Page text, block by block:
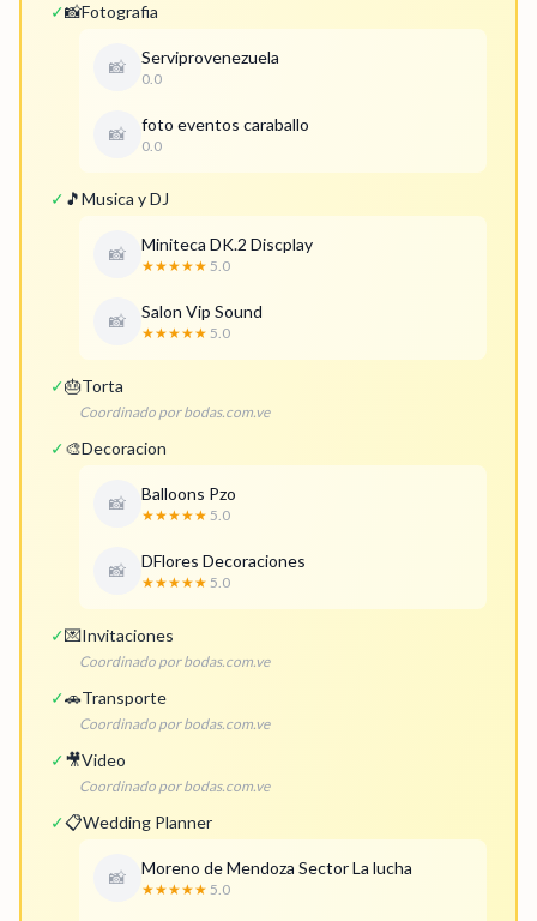
✓📸Fotografia
📸 Serviprovenezuela
0.0
📸 foto eventos caraballo
0.0
✓ 🎵Musica y DJ
📸 Miniteca DK.2 Discplay
★★★★★ 5.0
📸 Salon Vip Sound
★★★★★ 5.0
✓🎂Torta
Coordinado por bodas.com.ve
✓🎨Decoracion
📸 Balloons Pzo
★★★★★ 5.0
📸 DFlores Decoraciones
★★★★★ 5.0
✓💌Invitaciones
Coordinado por bodas.com.ve
✓🚗Transporte
Coordinado por bodas.com.ve
✓🎥Video
Coordinado por bodas.com.ve
✓📋Wedding Planner
📸 Moreno de Mendoza Sector La lucha
★★★★★ 5.0